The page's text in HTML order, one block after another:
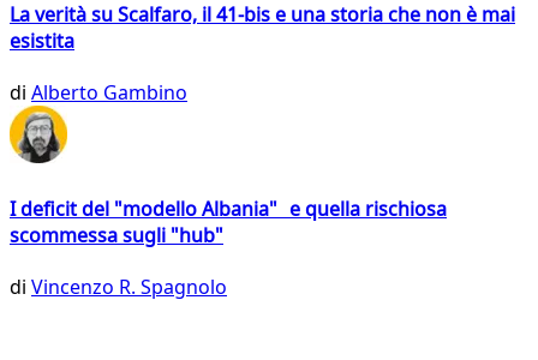
La verità su Scalfaro, il 41-bis e una storia che non è mai
esistita
di Alberto Gambino
I deficit del "modello Albania" e quella rischiosa
scommessa sugli "hub"
di Vincenzo R. Spagnolo